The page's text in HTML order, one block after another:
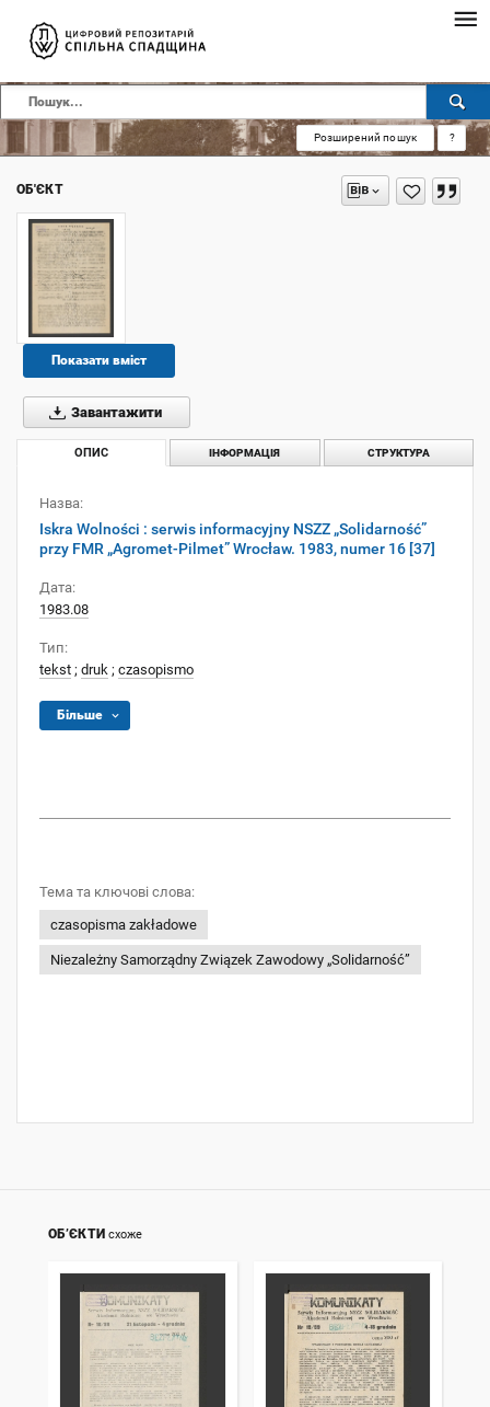
Розширений пошук ?
ОБ'ЄКТ
Показати вміст
Завантажити
ОПИС ІНФОРМАЦІЯ СТРУКТУРА
Назва:
Iskra Wolności : serwis informacyjny NSZZ „Solidarność”
przy FMR „Agromet-Pilmet” Wrocław. 1983, numer 16 [37]
Дата:
1983.08
Тип:
tekst ; druk ; czasopismo
Більше
Тема та ключові слова:
czasopisma zakładowe
Niezależny Samorządny Związek Zawodowy „Solidarność”
ОБ’ЄКТИ схоже